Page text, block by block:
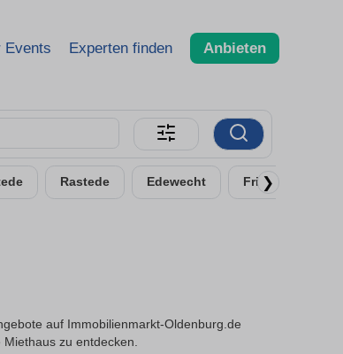
Events Experten finden Anbieten
Rastede Edewecht Friesoythe
❯
auf Immobilienmarkt-Oldenburg.de
zu entdecken.